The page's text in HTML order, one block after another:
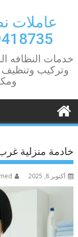
contentعاملات
0549362075
خدمات النظافه
وتركيب وتنظيف
خادمة منزلية غرب
أكتوبر 8, 2025